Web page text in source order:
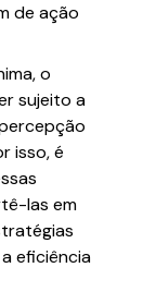
de ação
o
sujeito a
isso, é
las em
eficiência